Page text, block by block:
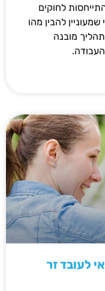
לחוקים
להבין מהו
תהליך מובנה
לעובד זר